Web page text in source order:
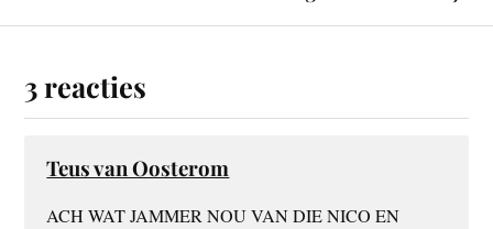
3 reacties
Teus van Oosterom
ACH WAT JAMMER NOU VAN DIE NICO EN